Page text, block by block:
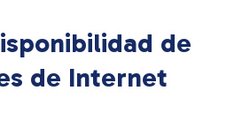
de
de Internet